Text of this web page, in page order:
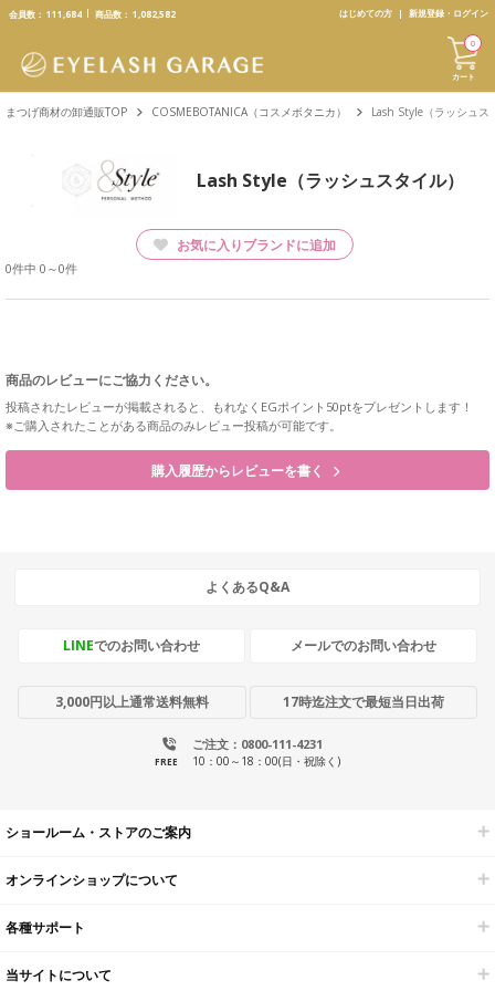
text.skipToContent
text.skipToNavigation
会員数： 111,684 商品数： 1,082,582 はじめての方 新規登録・ログイン
カート
0
まつげ商材の卸通販TOP COSMEBOTANICA（コスメボタニカ） Lash Style（ラッシュス
Lash Style（ラッシュスタイル）
お気に入りブランドに追加
0件中 0～0件
商品のレビューにご協力ください。
投稿されたレビューが掲載されると、もれなくEGポイント50ptをプレゼントします！
※ご購入されたことがある商品のみレビュー投稿が可能です。
購入履歴からレビューを書く
よくあるQ&A
LINEでのお問い合わせ メールでのお問い合わせ
3,000円以上通常送料無料 17時迄注文で最短当日出荷
ご注文：0800-111-4231
FREE 10：00～18：00(日・祝除く)
ショールーム・ストアのご案内
オンラインショップについて
各種サポート
当サイトについて